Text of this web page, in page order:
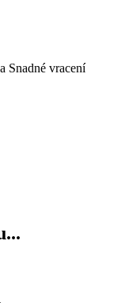
Snadné vracení